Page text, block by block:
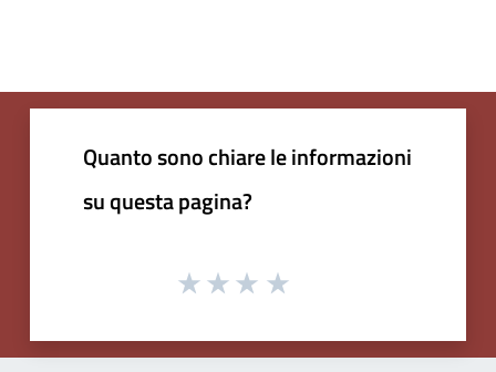
Quanto sono chiare le informazioni
su questa pagina?